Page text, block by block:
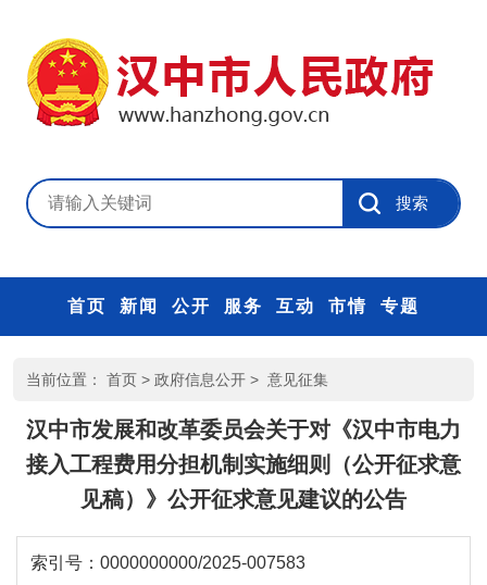
首页 新闻 公开 服务 互动 市情 专题
当前位置： 首页 > 政府信息公开 > 意见征集
汉中市发展和改革委员会关于对《汉中市电力
接入工程费用分担机制实施细则（公开征求意
见稿）》公开征求意见建议的公告
索引号： 0000000000/2025-007583